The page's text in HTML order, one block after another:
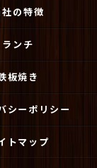
社の特徴
ランチ
板焼き
シーポリシー
トマップ